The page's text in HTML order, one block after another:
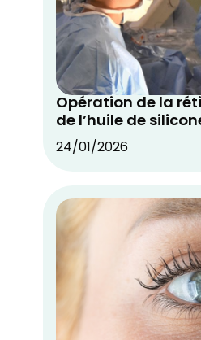
Opération de la
de l’huile de
24/01/2026